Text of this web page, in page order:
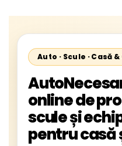
Auto · Scule · Casă
online de
scule și
pentru casă